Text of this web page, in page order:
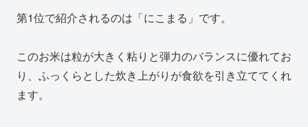
第1位で紹介されるのは「にこまる」です。
このお米は粒が大きく粘りと弾力のバランスに優れてお
り、ふっくらとした炊き上がりが食欲を引き立ててくれ
ます。